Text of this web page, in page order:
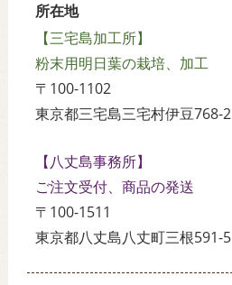
所在地
【三宅島加工所】
粉末用明日葉の栽培、加工
〒100-1102
東京都三宅島三宅村伊豆768-2
【八丈島事務所】
ご注文受付、商品の発送
〒100-1511
東京都八丈島八丈町三根591-5